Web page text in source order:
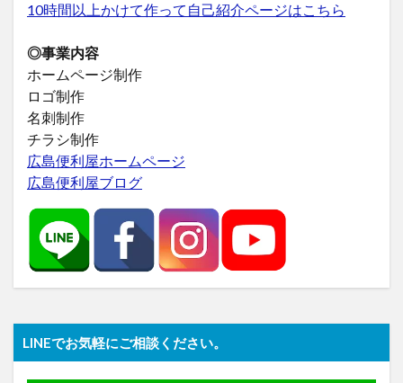
10時間以上かけて作って自己紹介ページはこちら
◎事業内容
ホームページ制作
ロゴ制作
名刺制作
チラシ制作
広島便利屋ホームページ
広島便利屋ブログ
LINEでお気軽にご相談ください。